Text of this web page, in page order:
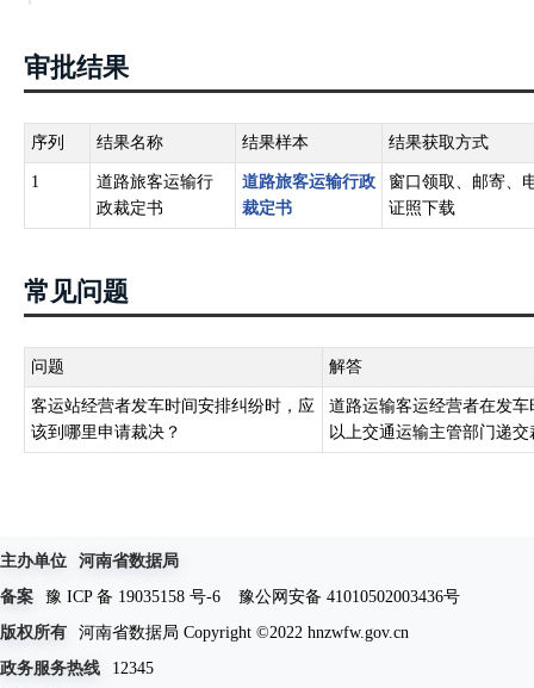
审批结果
序列 结果名称 结果样本 结果获取方式
1
道路旅客运输行
政裁定书
道路旅客运输行政
裁定书
窗口领取、邮寄、
证照下载
常见问题
问题 解答
客运站经营者发车时间安排纠纷时，应
该到哪里申请裁决？
道路运输客运经营者在发
以上交通运输主管部门递
主办单位
河南省数据局
备案
豫 ICP 备 19035158 号-6
豫公网安备 41010502003436号
版权所有
河南省数据局 Copyright ©2022 hnzwfw.gov.cn
政务服务热线
12345